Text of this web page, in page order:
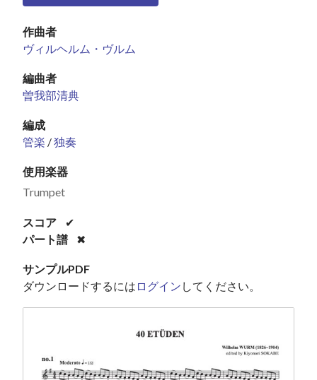
作曲者
ヴィルヘルム・ヴルム
編曲者
曽我部清典
編成
管楽 /独奏
使用楽器
Trumpet
スコア
✔
パート譜
✖
サンプルPDF
ダウンロードするには ログイン してください。